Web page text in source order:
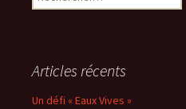
Articles récents
Un défi « Eaux Vives »